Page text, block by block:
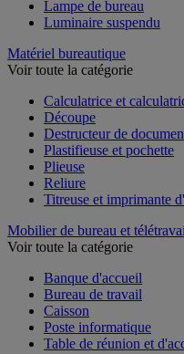
Lampe de bureau
Luminaire suspendu
Matériel bureautique
Voir toute la catégorie
Calculatrice et
Découpe
Destructeur de
Plastifieuse et pochette
Plieuse
Reliure
Titreuse et imprimante
Mobilier de bureau et
Voir toute la catégorie
Banque d'accueil
Bureau de travail
Caisson
Poste informatique
Table de réunion et